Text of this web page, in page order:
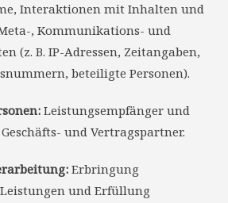
Interaktionen mit Inhalten und
, Kommunikations- und
(z. B. IP-Adressen, Zeitangaben,
beteiligte Personen).
Leistungsempfänger und
und Vertragspartner.
Erbringung
und Erfüllung